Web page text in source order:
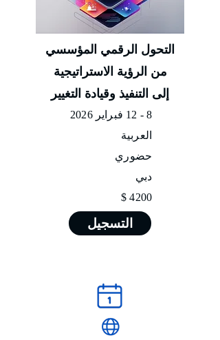
التحول الرقمي المؤسسي
من الرؤية الاستراتيجية
إلى التنفيذ وقيادة التغيير
8 - 12 فبراير 2026
العربية
حضوري
دبي
4200 $
التسجيل